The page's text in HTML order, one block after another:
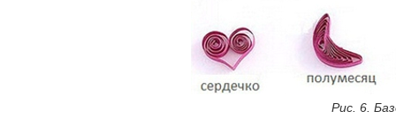
Рис. 6.